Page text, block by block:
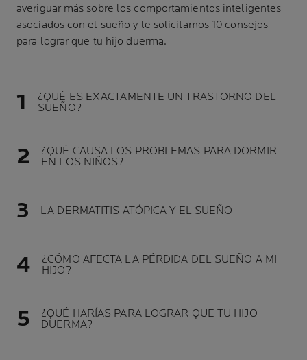
averiguar más sobre los comportamientos inteligentes
asociados con el sueño y le solicitamos 10 consejos
para lograr que tu hijo duerma.
¿QUÉ ES EXACTAMENTE UN TRASTORNO DEL
SUEÑO?
¿QUÉ CAUSA LOS PROBLEMAS PARA DORMIR
EN LOS NIÑOS?
LA DERMATITIS ATÓPICA Y EL SUEÑO
¿CÓMO AFECTA LA PÉRDIDA DEL SUEÑO A MI
HIJO?
¿QUÉ HARÍAS PARA LOGRAR QUE TU HIJO
DUERMA?